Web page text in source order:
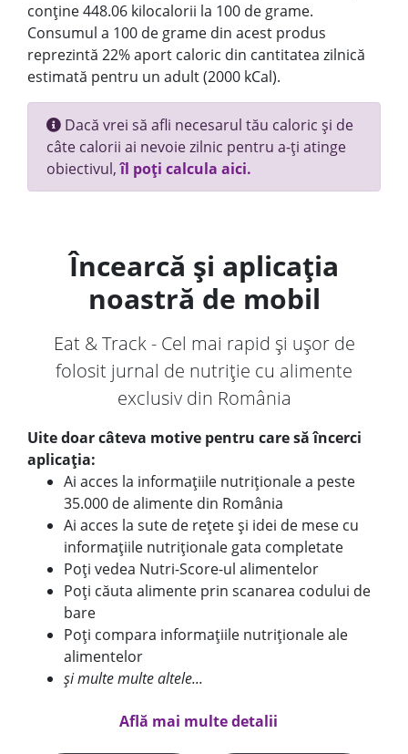
conține 448.06 kilocalorii la 100 de grame.
Consumul a 100 de grame din acest produs
reprezintă 22% aport caloric din cantitatea zilnică
estimată pentru un adult (2000 kCal).
Dacă vrei să afli necesarul tău caloric și de
câte calorii ai nevoie zilnic pentru a-ți atinge
obiectivul,îl poți calcula aici.
Încearcă și aplicația
noastră de mobil
Eat & Track - Cel mai rapid și ușor de
folosit jurnal de nutriție cu alimente
exclusiv din România
Uite doar câteva motive pentru care să încerci
aplicația:
Ai acces la informațiile nutriționale a peste
35.000 de alimente din România
Ai acces la sute de rețete și idei de mese cu
informațiile nutriționale gata completate
Poți vedea Nutri-Score-ul alimentelor
Poți căuta alimente prin scanarea codului de
bare
Poți compara informațiile nutriționale ale
alimentelor
și multe multe altele...
Află mai multe detalii